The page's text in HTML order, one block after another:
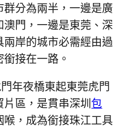
分為兩半，一邊是廣
門，一邊是東莞、深
岸的城市必需經由過
接在一路。
年夜橋東起東莞虎門
區，是貫串深圳包
喉，成為銜接珠江工具